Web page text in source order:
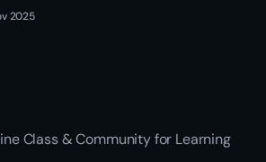
2025
Class & Community for Learning